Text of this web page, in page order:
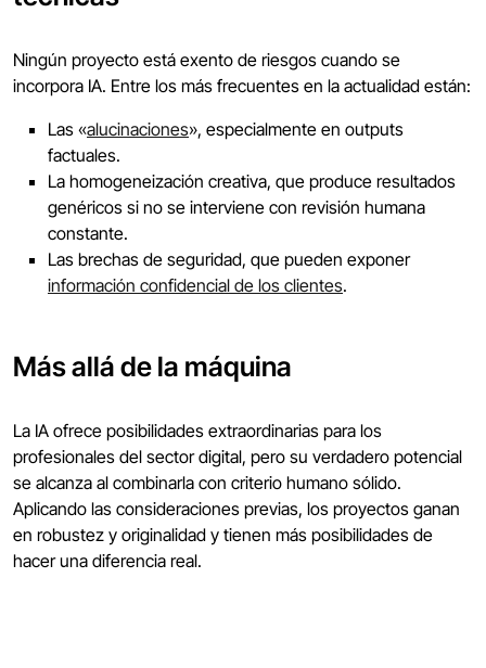
Ningún proyecto está exento de riesgos cuando se
incorpora IA. Entre los más frecuentes en la actualidad están:
Las «alucinaciones», especialmente en outputs
factuales.
La homogeneización creativa, que produce resultados
genéricos si no se interviene con revisión humana
constante.
Las brechas de seguridad, que pueden exponer
información confidencial de los clientes.
Más allá de la máquina
La IA ofrece posibilidades extraordinarias para los
profesionales del sector digital, pero su verdadero potencial
se alcanza al combinarla con criterio humano sólido.
Aplicando las consideraciones previas, los proyectos ganan
en robustez y originalidad y tienen más posibilidades de
hacer una diferencia real.